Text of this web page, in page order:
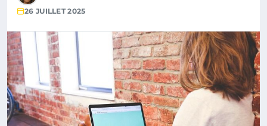
26 JUILLET 2025